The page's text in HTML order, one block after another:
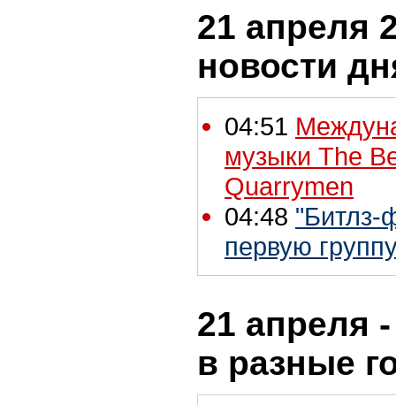
21 апреля
новости
04:51
музыки The
Quarrymen
04:48 "Битлз-
первую
21 апреля
в разные